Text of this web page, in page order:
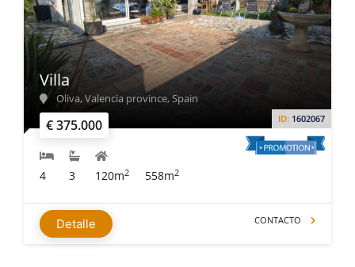
€ 375.000 ID: 1602067
Villa
Oliva, Valencia province, Spain
4 3 120m2 558m2
Detalle CONTACTO